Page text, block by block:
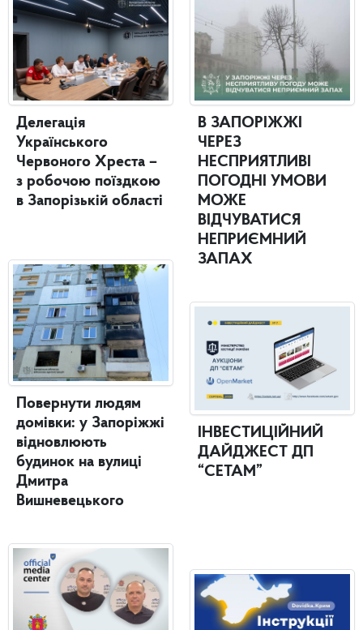
Делегація
Українського
Червоного Хреста –
з робочою поїздкою
в Запорізькій області
Повернути людям
домівки: у Запоріжжі
відновлюють
будинок на вулиці
Дмитра
Вишневецького
В ЗАПОРІЖЖІ
ЧЕРЕЗ
НЕСПРИЯТЛИВІ
ПОГОДНІ УМОВИ
МОЖЕ
ВІДЧУВАТИСЯ
НЕПРИЄМНИЙ
ЗАПАХ
ІНВЕСТИЦІЙНИЙ
ДАЙДЖЕСТ ДП
“СЕТАМ”